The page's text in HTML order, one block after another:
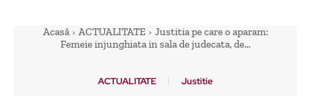
Acasă ACTUALITATE
Justitia pe care o aparam:
Femeie injunghiata in sala de judecata, de...
ACTUALITATE Justitie